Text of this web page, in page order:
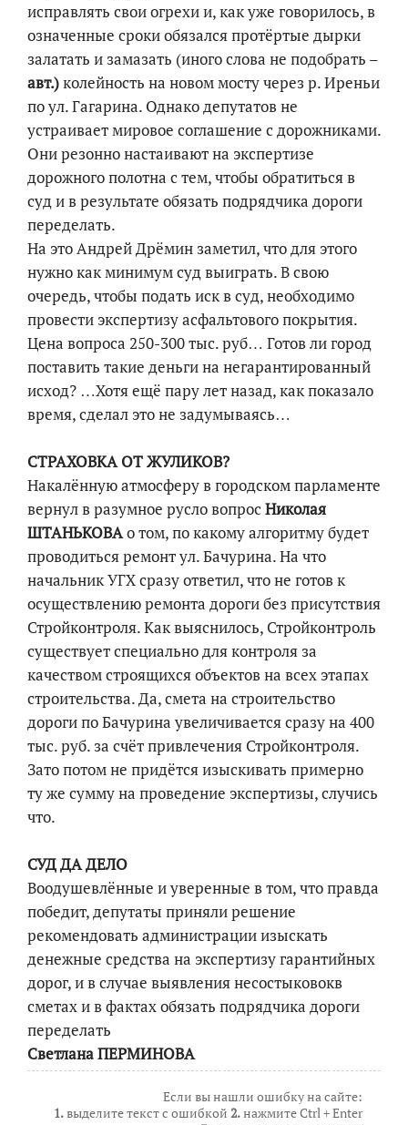
исправлять свои огрехи и, как уже говорилось, в
означенные сроки обязался протёртые дырки
залатать и замазать (иного слова не подобрать –
авт.)колейность на новом мосту через р. Иреньи
по ул. Гагарина. Однако депутатов не
устраивает мировое соглашение с дорожниками.
Они резонно настаивают на экспертизе
дорожного полотна с тем, чтобы обратиться в
суд и в результате обязать подрядчика дороги
переделать.
На это Андрей Дрёмин заметил, что для этого
нужно как минимум суд выиграть. В свою
очередь, чтобы подать иск в суд, необходимо
провести экспертизу асфальтового покрытия.
Цена вопроса 250-300 тыс. руб… Готов ли город
поставить такие деньги на негарантированный
исход? …Хотя ещё пару лет назад, как показало
время, сделал это не задумываясь…
СТРАХОВКА ОТ ЖУЛИКОВ?
Накалённую атмосферу в городском парламенте
вернул в разумное русло вопрос Николая
ШТАНЬКОВАо том, по какому алгоритму будет
проводиться ремонт ул. Бачурина. На что
начальник УГХ сразу ответил, что не готов к
осуществлению ремонта дороги без присутствия
Стройконтроля. Как выяснилось, Стройконтроль
существует специально для контроля за
качеством строящихся объектов на всех этапах
строительства. Да, смета на строительство
дороги по Бачурина увеличивается сразу на 400
тыс. руб. за счёт привлечения Стройконтроля.
Зато потом не придётся изыскивать примерно
ту же сумму на проведение экспертизы, случись
что.
СУД ДА ДЕЛО
Воодушевлённые и уверенные в том, что правда
победит, депутаты приняли решение
рекомендовать администрации изыскать
денежные средства на экспертизу гарантийных
дорог, и в случае выявления несостыковокв
сметах и в фактах обязать подрядчика дороги
переделать
Светлана ПЕРМИНОВА
Если вы нашли ошибку на сайте:
1.выделите текст с ошибкой 2.нажмите Ctrl + Enter